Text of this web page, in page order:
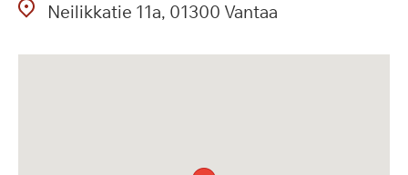
Neilikkatie 11a 01300 Vantaa